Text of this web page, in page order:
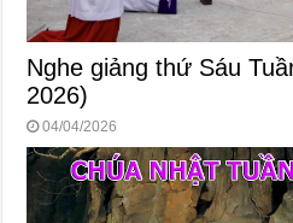
Nghe giảng thứ Sáu
2026)
04/04/2026